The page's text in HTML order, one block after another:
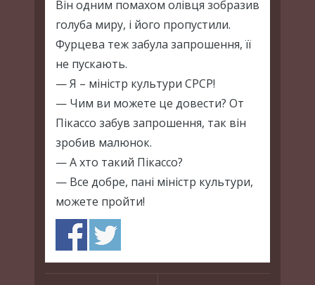
Він одним помахом олівця зобразив
голуба миру, і його пропустили.
Фурцева теж забула запрошення, її
не пускають.
— Я – міністр культури СРСР!
— Чим ви можете це довести? От
Пікассо забув запрошення, так він
зробив малюнок.
— А хто такий Пікассо?
— Все добре, пані міністр культури,
можете пройти!